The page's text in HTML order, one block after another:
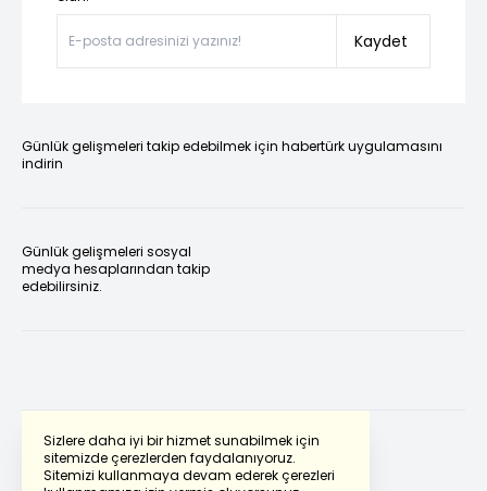
Sizlere daha iyi bir hizmet sunabilmek için
sitemizde çerezlerden faydalanıyoruz.
Sitemizi kullanmaya devam ederek çerezleri
Kaydet
Günlük gelişmeleri takip edebilmek için habertürk uygulamasını
indirin
Günlük gelişmeleri sosyal
medya hesaplarından takip
edebilirsiniz.
Powered by Translate